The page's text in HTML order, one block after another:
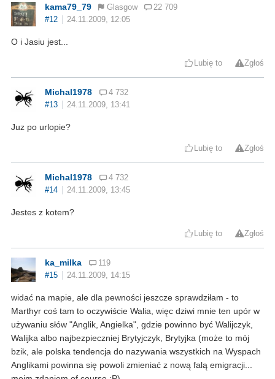
kama79_79 Glasgow
22 709
#12
24.11.2009, 12:05
O i Jasiu jest...
Lubię to Zgłoś
Michal1978
4 732
#13
24.11.2009, 13:41
Juz po urlopie?
Lubię to Zgłoś
Michal1978
4 732
#14
24.11.2009, 13:45
Jestes z kotem?
Lubię to Zgłoś
ka_milka
119
#15
24.11.2009, 14:15
widać na mapie, ale dla pewności jeszcze sprawdziłam - to
Marthyr coś tam to oczywiście Walia, więc dziwi mnie ten upór w
używaniu słów "Anglik, Angielka", gdzie powinno być Walijczyk,
Walijka albo najbezpieczniej Brytyjczyk, Brytyjka (może to mój
bzik, ale polska tendencja do nazywania wszystkich na Wyspach
Anglikami powinna się powoli zmieniać z nową falą emigracji...